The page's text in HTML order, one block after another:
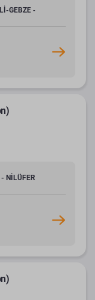
GEBZE -
- NİLÜFER